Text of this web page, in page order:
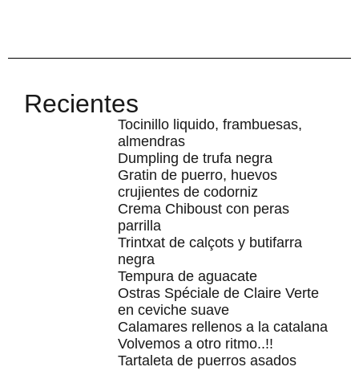
Recientes
Tocinillo liquido, frambuesas,
almendras
Dumpling de trufa negra
Gratin de puerro, huevos
crujientes de codorniz
Crema Chiboust con peras
parrilla
Trintxat de calçots y butifarra
negra
Tempura de aguacate
Ostras Spéciale de Claire Verte
en ceviche suave
Calamares rellenos a la catalana
Volvemos a otro ritmo..!!
Tartaleta de puerros asados